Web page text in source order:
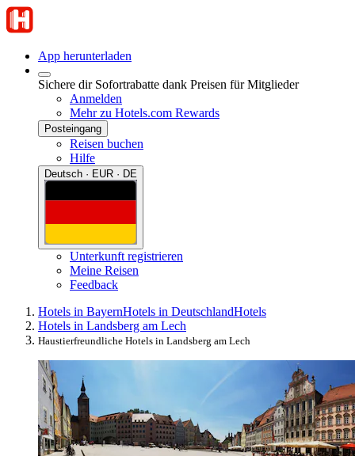
App herunterladen
Sichere dir Sofortrabatte dank Preisen für Mitglieder
Anmelden
Mehr zu Hotels.com Rewards
Posteingang
Reisen buchen
Hilfe
Deutsch · EUR · DE
Unterkunft registrieren
Meine Reisen
Feedback
Hotels in BayernHotels in DeutschlandHotels
Hotels in Landsberg am Lech
Haustierfreundliche Hotels in Landsberg am Lech